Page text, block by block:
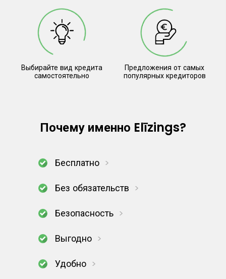
Выбирайте вид кредита
самостоятельно
Предложения от самых
популярных кредиторов
Почему именно Elīzings?
Бесплатно
Без обязательств
Безопасность
Выгодно
Удобно